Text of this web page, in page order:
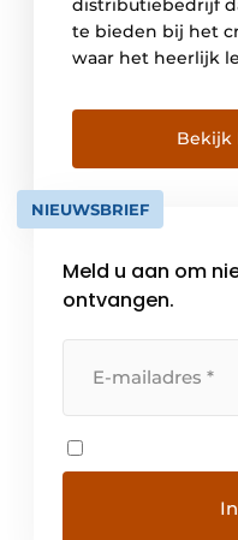
distributiebedrijf
te bieden bij het
waar het heerlijk
warmte en water.
badkamers en
keukens,
Daarnaast biedt […]
Bekijk
NIEUWSBRIEF
Meld u aan om
ontvangen.